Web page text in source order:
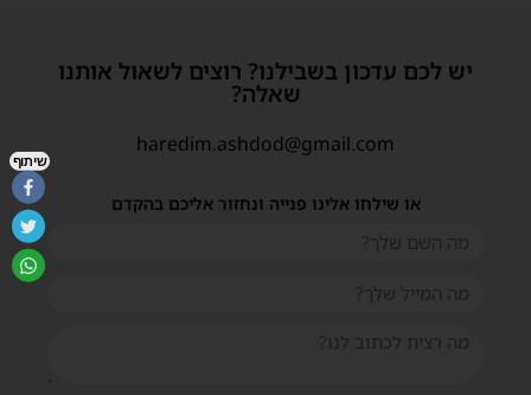
יש לכם עדכון בשבילנו? רוצים לשאול אותנו
שאלה?
haredim.ashdod@gmail.com
או שילחו אלינו פנייה ונחזור אליכם בהקדם
שיתוף